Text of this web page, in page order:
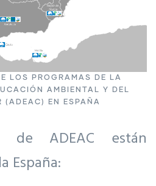
LOS PROGRAMAS DE LA
AMBIENTAL Y DEL
(ADEAC) EN ESPAÑA
de ADEAC están
España: